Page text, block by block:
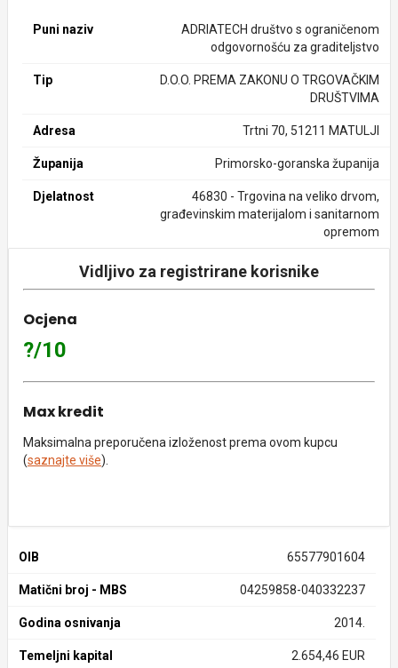
Puni naziv
ADRIATECH društvo s ograničenom
odgovornošću za graditeljstvo
Tip
D.O.O. PREMA ZAKONU O TRGOVAČKIM
DRUŠTVIMA
Adresa Trtni 70, 51211 MATULJI
Županija Primorsko-goranska županija
Djelatnost
46830 - Trgovina na veliko drvom,
građevinskim materijalom i sanitarnom
opremom
Vidljivo za registrirane korisnike
Ocjena
?/10
Max kredit
Maksimalna preporučena izloženost prema ovom kupcu
(saznajte više).
OIB 65577901604
Matični broj - MBS 04259858-040332237
Godina osnivanja 2014.
Temeljni kapital 2.654,46 EUR